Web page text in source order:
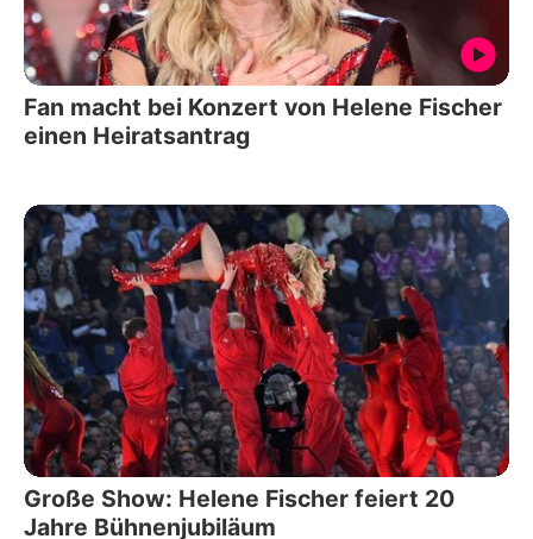
Fan macht bei Konzert von Helene Fischer
einen Heiratsantrag
Große Show: Helene Fischer feiert 20
Jahre Bühnenjubiläum